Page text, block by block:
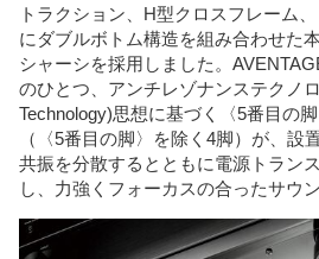
トラクション、H型クロスフレーム
にダブルボトム構造を組み合わせた
シャーシを採用しました。
のひとつ、アンチレゾナンステクノ
Technology)思想に基づく〈5番目の
（〈5番目の脚〉を除く4脚）が、設
共振を分散するとともに電源トラン
し、力強くフォーカスの合ったサウ